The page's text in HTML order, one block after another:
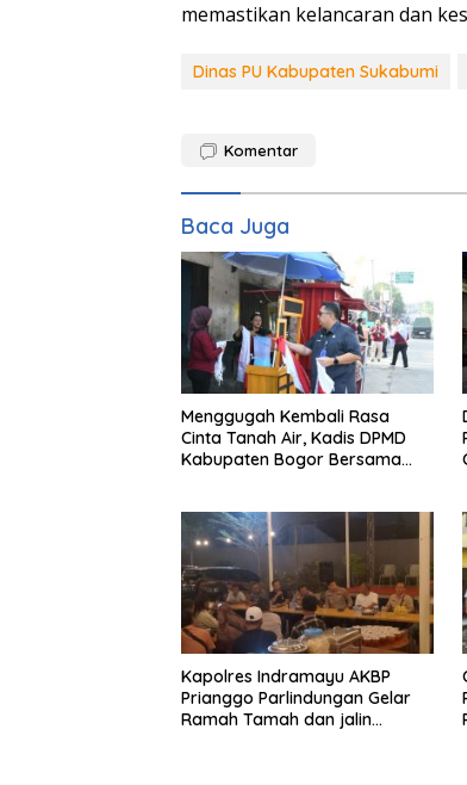
memastikan kelancaran dan
Dinas PU Kabupaten Sukabumi
Komentar
Baca Juga
Menggugah Kembali Rasa
Cinta Tanah Air, Kadis DPMD
Kabupaten Bogor Bersama
Masyarakat Dan Pengguna
Jalan.
Kapolres Indramayu AKBP
Prianggo Parlindungan Gelar
Ramah Tamah dan jalin